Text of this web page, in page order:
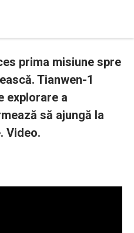
prima misiune spre
Tianwen-1
explorare a
să ajungă la
Video.